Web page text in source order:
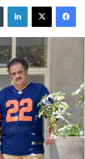
فیسبوک لینکدین